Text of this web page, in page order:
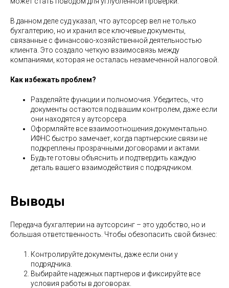
В данном деле суд указал, что аутсорсер вел не только
бухгалтерию, но и хранил все ключевые документы,
связанные с финансово-хозяйственной деятельностью
клиента. Это создало четкую взаимосвязь между
компаниями, которая не осталась незамеченной налоговой.
Как избежать проблем?
Разделяйте функции и полномочия. Убедитесь, что
документы остаются под вашим контролем, даже если
они находятся у аутсорсера.
Оформляйте все взаимоотношения документально.
ИФНС быстро замечает, когда партнерские связи не
подкреплены прозрачными договорами и актами.
Будьте готовы объяснить и подтвердить каждую
деталь вашего взаимодействия с подрядчиком.
Выводы
Передача бухгалтерии на аутсорсинг – это удобство, но и
большая ответственность. Чтобы обезопасить свой бизнес:
Контролируйте документы, даже если они у
подрядчика.
Выбирайте надежных партнеров и фиксируйте все
условия работы в договорах.